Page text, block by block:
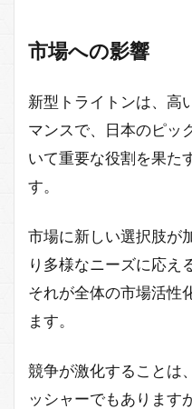
市場への影響
新型トライトンは、高
マンスで、日本のピッ
いて重要な役割を果た
す。
市場に新しい選択肢が
り多様なニーズに応え
それが全体の市場活性
ます。
競争が激化することは
ッシャーでもあります